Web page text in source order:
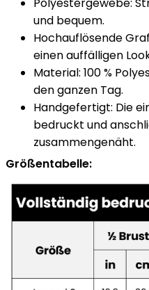
Polyestergewebe:
und bequem.
Hochauflösende
einen auffälligen
Material: 100 %
den ganzen Tag.
Handgefertigt: Die
bedruckt und
zusammengenäht.
Größentabelle: